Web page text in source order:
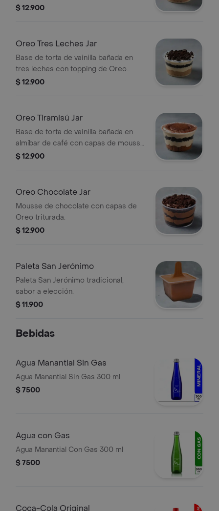
$ 12.900
Oreo Tres Leches Jar
Base de torta de vainilla bañada en
tres leches con topping de Oreo
triturada.
$ 12.900
Oreo Tiramisú Jar
Base de torta de vainilla bañada en
almíbar de café con capas de mousse
de tiramisú y Oreo.
$ 12.900
Oreo Chocolate Jar
Mousse de chocolate con capas de
Oreo triturada.
$ 12.900
Paleta San Jerónimo
Paleta San Jerónimo tradicional,
sabor a elección.
$ 11.900
Bebidas
Agua Manantial Sin Gas
Agua Manantial Sin Gas 300 ml
$ 7500
Agua con Gas
Agua Manantial Con Gas 300 ml
$ 7500
Coca-Cola Original